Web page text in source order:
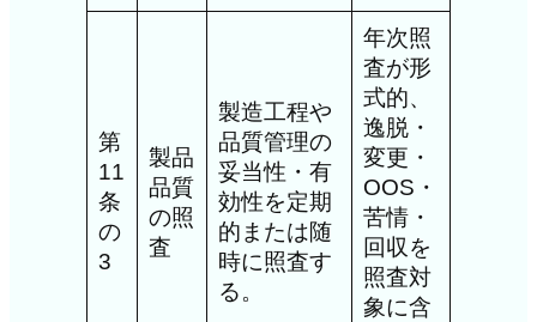
第
11
条
の
3
製品
品質
の照
査
製造工程や
品質管理の
妥当性・有
効性を定期
的または随
時に照査す
る。
年次照
査が形
式的、
逸脱・
変更・
OOS・
苦情・
回収を
照査対
象に含